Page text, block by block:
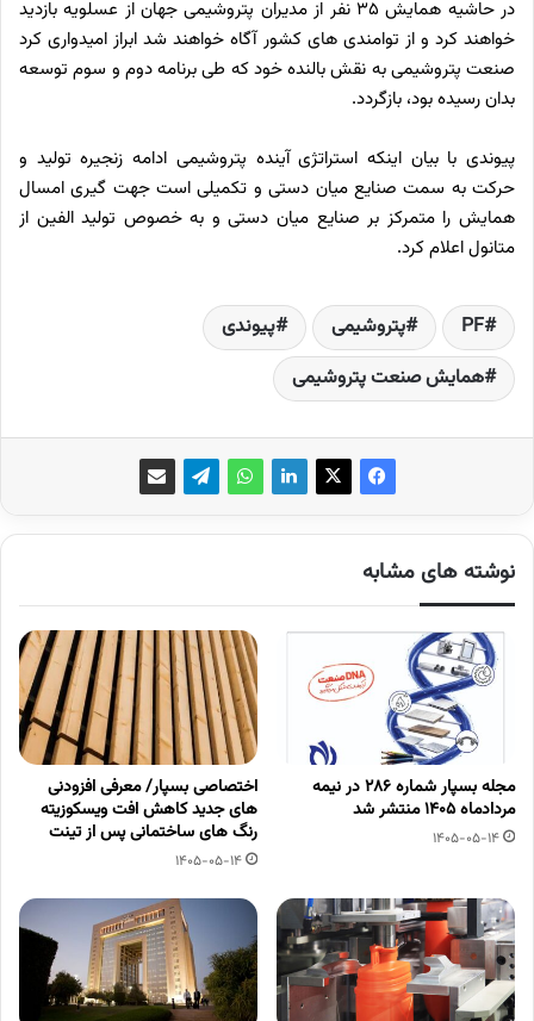
در حاشیه همایش 35 نفر از مدیران پتروشیمی جهان از عسلویه بازدید
خواهند کرد و از توامندی های کشور آگاه خواهند شد ابراز امیدواری کرد
صنعت پتروشیمی به نقش بالنده خود که طی برنامه دوم و سوم توسعه
بدان رسیده بود، بازگردد.
پیوندی با بیان اینکه استراتژی آینده پتروشیمی ادامه زنجیره تولید و
حرکت به سمت صنایع میان دستی و تکمیلی است جهت گیری امسال
همایش را متمرکز بر صنایع میان دستی و به خصوص تولید الفین از
متانول اعلام کرد.
PF پتروشیمی
پیوندی
همایش صنعت پتروشیمی
نوشته های مشابه
مجله بسپار شماره 286 در نیمه
مردادماه 1405 منتشر شد
1405-05-14
اختصاصی بسپار/ معرفی افزودنی
های جدید کاهش افت ویسکوزیته
رنگ های ساختمانی پس از تینت
1405-05-14